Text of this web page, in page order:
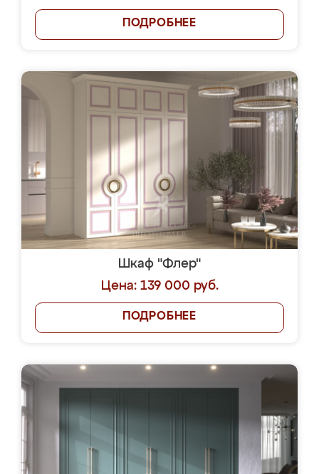
ПОДРОБНЕЕ
Шкаф "Флер"
Цена: 139 000 руб.
ПОДРОБНЕЕ